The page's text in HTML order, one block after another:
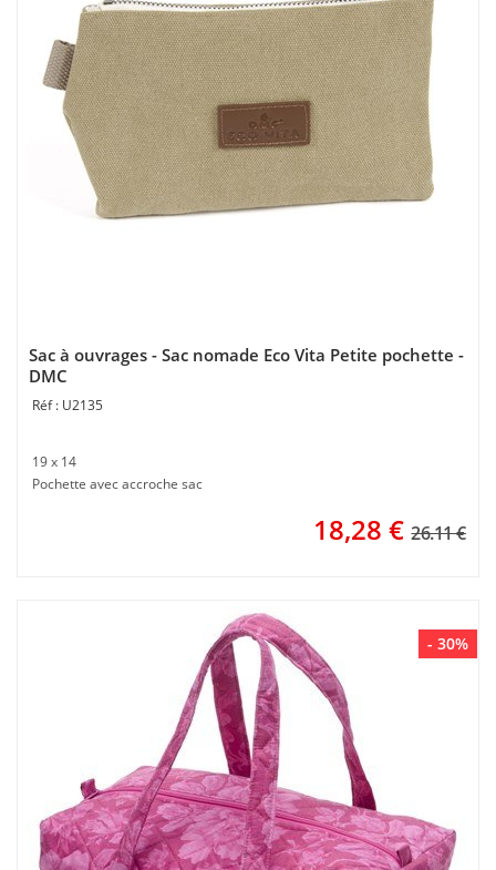
Sac à ouvrages - Sac nomade Eco Vita Petite pochette -
DMC
U2135
19 x 14
Pochette avec accroche sac
18,28 € 26.11 €
- 30%